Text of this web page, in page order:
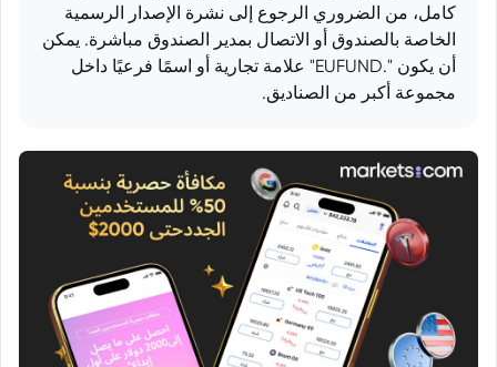
كامل، من الضروري الرجوع إلى نشرة الإصدار الرسمية
الخاصة بالصندوق أو الاتصال بمدير الصندوق مباشرة. يمكن
أن يكون ".EUFUND" علامة تجارية أو اسمًا فرعيًا داخل
مجموعة أكبر من الصناديق.